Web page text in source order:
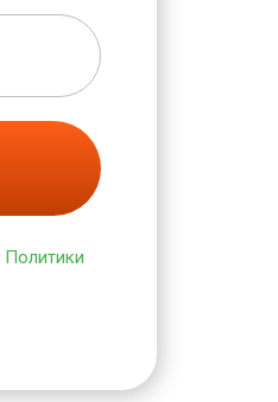
Политики